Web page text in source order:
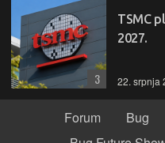
TSMC
2027.
22. srpnja
3
Forum Bug